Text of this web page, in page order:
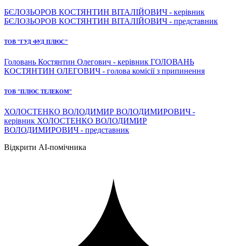
БЄЛОЗЬОРОВ КОСТЯНТИН ВІТАЛІЙОВИЧ - керівник
БЄЛОЗЬОРОВ КОСТЯНТИН ВІТАЛІЙОВИЧ - представник
ТОВ "ГУД ФУД ПЛЮС"
Головань Костянтин Олегович - керівник ГОЛОВАНЬ
КОСТЯНТИН ОЛЕГОВИЧ - голова комісії з припинення
ТОВ "ПЛЮС ТЕЛЕКОМ"
ХОЛОСТЕНКО ВОЛОДИМИР ВОЛОДИМИРОВИЧ -
керівник ХОЛОСТЕНКО ВОЛОДИМИР
ВОЛОДИМИРОВИЧ - представник
Відкрити AI-помічника